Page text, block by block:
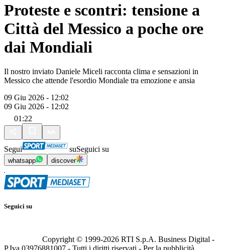
Proteste e scontri: tensione a
Città del Messico a poche ore
dai Mondiali
Il nostro inviato Daniele Miceli racconta clima e sensazioni in
Messico che attende l'esordio Mondiale tra emozione e ansia
09 Giu 2026 - 12:02
09 Giu 2026 - 12:02
01:22
Segui suSeguici su
whatsapp discover
Seguici su
Copyright © 1999-2026 RTI S.p.A. Business Digital -